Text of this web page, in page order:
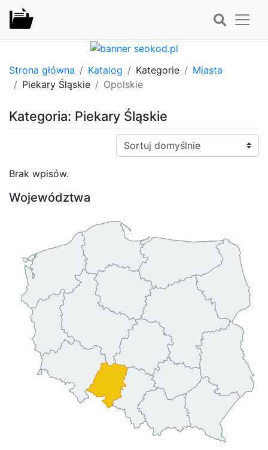
Strona główna Katalog Kategorie
Miasta
Piekary Śląskie
Opolskie
Kategoria: Piekary Śląskie
Sortuj:
Brak wpisów.
Województwa